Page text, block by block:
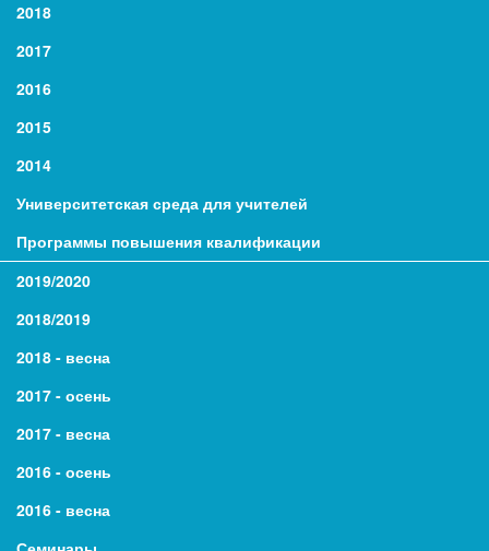
2018
2017
2016
2015
2014
Университетская среда для учителей
Программы повышения квалификации
2019/2020
2018/2019
2018 - весна
2017 - осень
2017 - весна
2016 - осень
2016 - весна